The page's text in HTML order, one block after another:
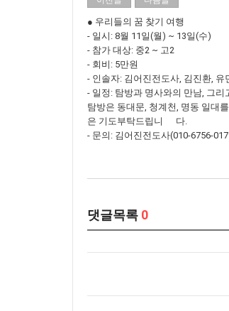
● 우리들의 꿈 찾기 여행
- 일시: 8월 11일(월) ~ 13일(수)
- 참가 대상: 중2 ~ 고2
- 회비: 5만원
- 인솔자: 김어진전도사, 김진환, 유
- 일정: 탐방과 명사와의 만남, 그
탐방은 동대문, 청계천, 명동 일
은 기도부탁드립니 다.
- 문의: 김어진전도사(010-6756-
댓글목록 0